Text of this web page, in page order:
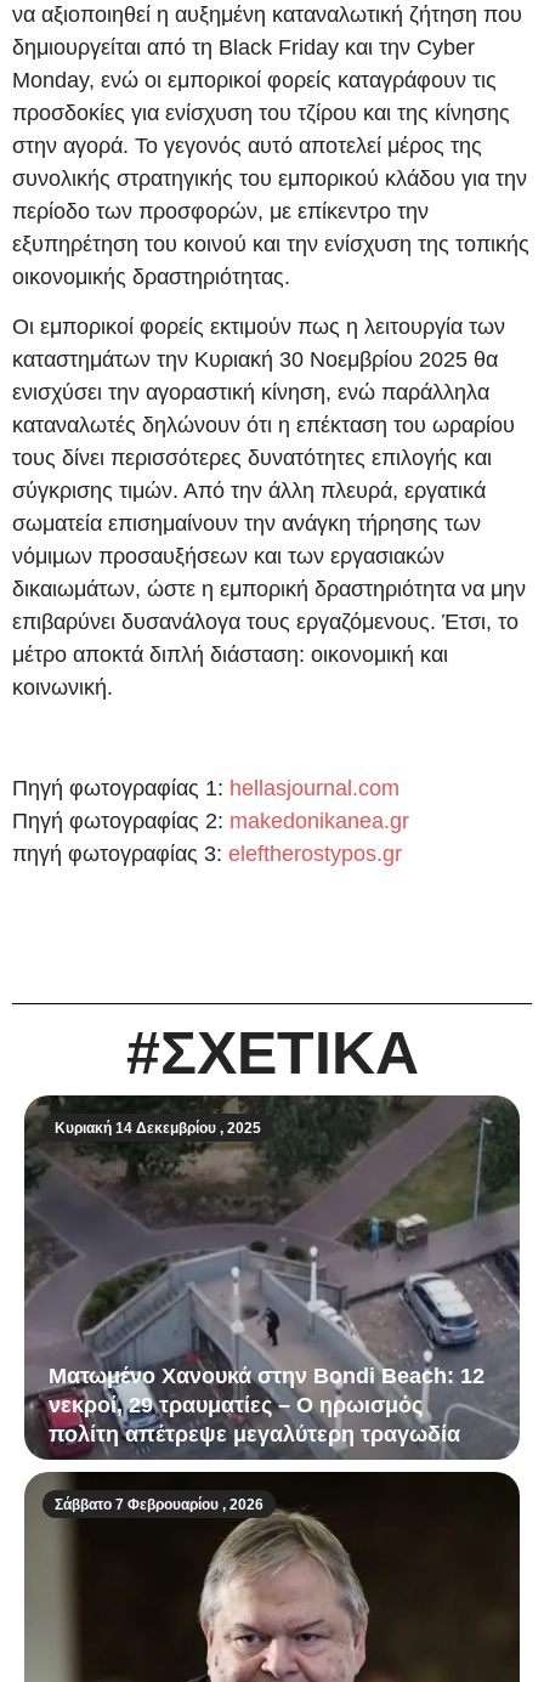
να αξιοποιηθεί η αυξημένη καταναλωτική ζήτηση που
δημιουργείται από τη Black Friday και την Cyber
Monday, ενώ οι εμπορικοί φορείς καταγράφουν τις
προσδοκίες για ενίσχυση του τζίρου και της κίνησης
στην αγορά. Το γεγονός αυτό αποτελεί μέρος της
συνολικής στρατηγικής του εμπορικού κλάδου για την
περίοδο των προσφορών, με επίκεντρο την
εξυπηρέτηση του κοινού και την ενίσχυση της τοπικής
οικονομικής δραστηριότητας.
Οι εμπορικοί φορείς εκτιμούν πως η λειτουργία των
καταστημάτων την Κυριακή 30 Νοεμβρίου 2025 θα
ενισχύσει την αγοραστική κίνηση, ενώ παράλληλα
καταναλωτές δηλώνουν ότι η επέκταση του ωραρίου
τους δίνει περισσότερες δυνατότητες επιλογής και
σύγκρισης τιμών. Από την άλλη πλευρά, εργατικά
σωματεία επισημαίνουν την ανάγκη τήρησης των
νόμιμων προσαυξήσεων και των εργασιακών
δικαιωμάτων, ώστε η εμπορική δραστηριότητα να μην
επιβαρύνει δυσανάλογα τους εργαζόμενους. Έτσι, το
μέτρο αποκτά διπλή διάσταση: οικονομική και
κοινωνική.
Πηγή φωτογραφίας 1: hellasjournal.com
Πηγή φωτογραφίας 2: makedonikanea.gr
πηγή φωτογραφίας 3: eleftherostypos.gr
#ΣΧΕΤΙΚΑ
Κυριακή 14 Δεκεμβρίου , 2025
Ματωμένο Χανουκά στην Bondi Beach: 12
νεκροί, 29 τραυματίες – Ο ηρωισμός
πολίτη απέτρεψε μεγαλύτερη τραγωδία
Σάββατο 7 Φεβρουαρίου , 2026